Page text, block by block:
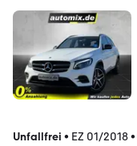
Unfallfrei • EZ 01/2018•